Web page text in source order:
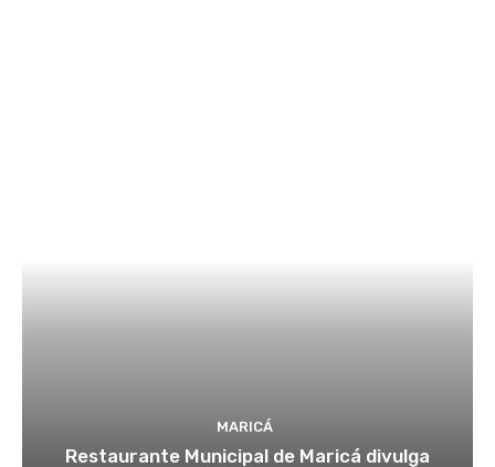
MARICÁ
Restaurante Municipal de Maricá divulga